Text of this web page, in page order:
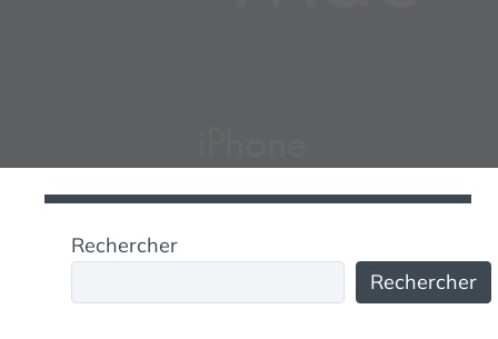
Rechercher
Rechercher